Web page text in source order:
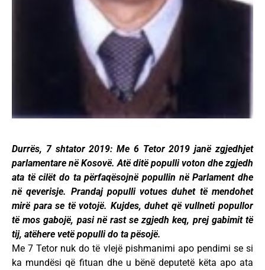
Durrës, 7 shtator 2019: Me 6 Tetor 2019 janë zgjedhjet
parlamentare në Kosovë. Atë ditë populli voton dhe zgjedh
ata të cilët do ta përfaqësojnë popullin në Parlament dhe
në qeverisje. Prandaj populli votues duhet të mendohet
mirë para se të votojë. Kujdes, duhet që vullneti popullor
të mos gabojë, pasi në rast se zgjedh keq, prej gabimit të
tij, atëhere vetë populli do ta pësojë.
Me 7 Tetor nuk do të vlejë pishmanimi apo pendimi se si
ka mundësi që fituan dhe u bënë deputetë këta apo ata